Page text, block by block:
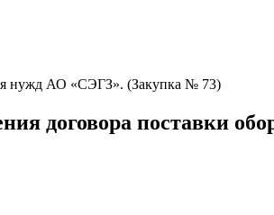
нужд АО «СЭГЗ». (Закупка № 73)
договора поставки